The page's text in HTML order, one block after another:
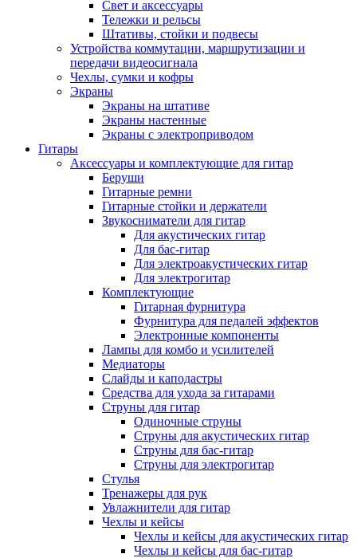
Свет и аксессуары
Тележки и рельсы
Штативы, стойки и подвесы
Устройства коммутации, маршрутизации и
передачи видеосигнала
Чехлы, сумки и кофры
Экраны
Экраны на штативе
Экраны настенные
Экраны с электроприводом
Гитары
Аксессуары и комплектующие для гитар
Беруши
Гитарные ремни
Гитарные стойки и держатели
Звукосниматели для гитар
Для акустических гитар
Для бас-гитар
Для электроакустических гитар
Для электрогитар
Комплектующие
Гитарная фурнитура
Фурнитура для педалей эффектов
Электронные компоненты
Лампы для комбо и усилителей
Медиаторы
Слайды и каподастры
Средства для ухода за гитарами
Струны для гитар
Одиночные струны
Струны для акустических гитар
Струны для бас-гитар
Струны для электрогитар
Стулья
Тренажеры для рук
Увлажнители для гитар
Чехлы и кейсы
Чехлы и кейсы для акустических гитар
Чехлы и кейсы для бас-гитар